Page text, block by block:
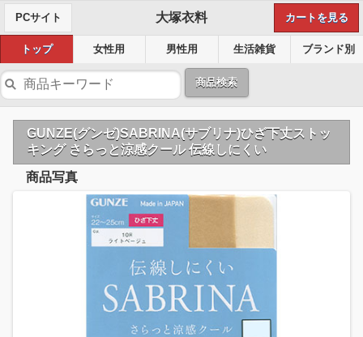
PCサイト 大塚衣料 カートを見る
トップ 女性用 男性用 生活雑貨 ブランド別
商品検索
GUNZE(グンゼ)SABRINA(サブリナ)ひざ下丈ストッ
キング さらっと涼感クール 伝線しにくい
商品写真